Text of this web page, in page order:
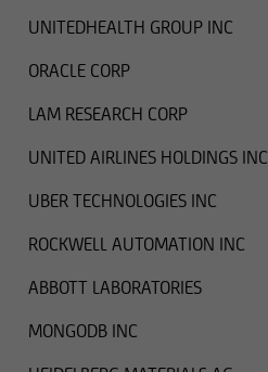
UNITEDHEALTH GROUP INC
ORACLE CORP
LAM RESEARCH CORP
UNITED AIRLINES HOLDINGS INC
UBER TECHNOLOGIES INC
ROCKWELL AUTOMATION INC
ABBOTT LABORATORIES
MONGODB INC